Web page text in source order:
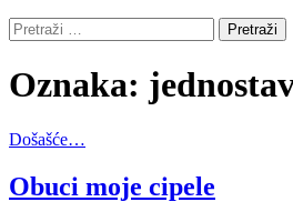
Pretraži:
Oznaka:
Došašće…
Obuci moje cipele